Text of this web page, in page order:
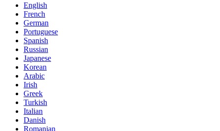
English
French
German
Portuguese
Spanish
Russian
Japanese
Korean
Arabic
Irish
Greek
Turkish
Italian
Danish
Romanian